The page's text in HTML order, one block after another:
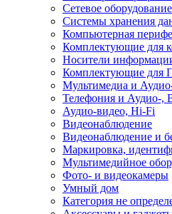
Сетевое оборудование
Системы хранения
Компьютерная
Комплектующие для
Носители
Комплектующие для
Мультимедиа и
Телефония и Аудио-,
Аудио-видео, Hi-Fi
Видеонаблюдение
Видеонаблюдение и
Маркировка,
Мультимедийное
Фото- и видеокамеры
Умный дом
Категория не